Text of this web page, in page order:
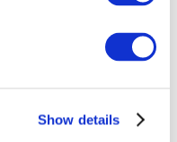
Show details